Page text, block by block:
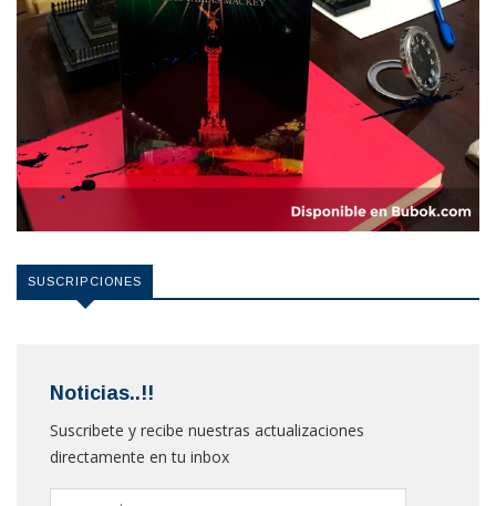
SUSCRIPCIONES
Noticias..!!
Suscribete y recibe nuestras actualizaciones
directamente en tu inbox